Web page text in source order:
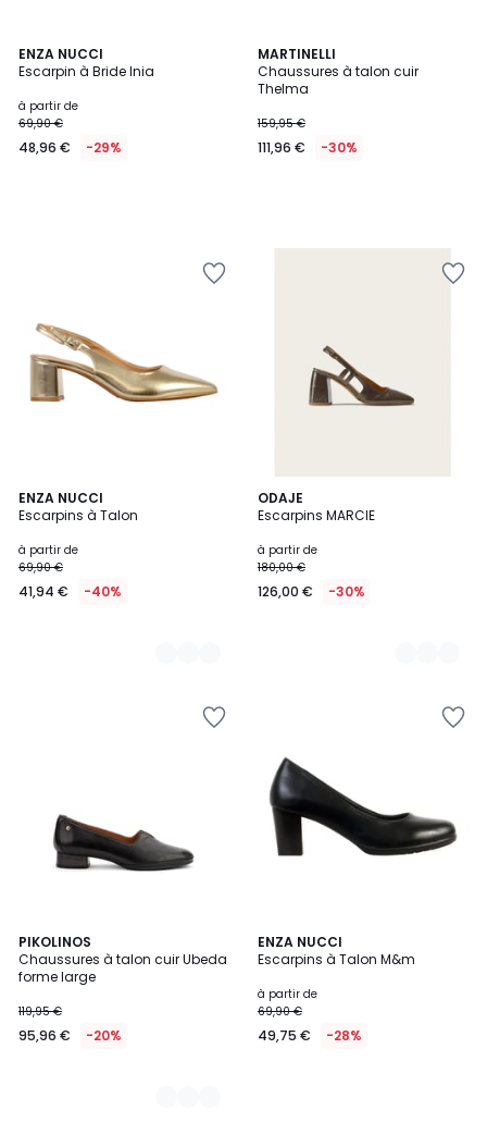
ENZA NUCCI
Escarpin à Bride Inia
à partir de
69,90 €
48,96 € -29%
MARTINELLI
Chaussures à talon cuir
Thelma
159,95 €
111,96 € -30%
ENZA NUCCI
Escarpins à Talon
à partir de
69,90 €
41,94 € -40%
3
Couleurs
ODAJE
Escarpins MARCIE
à partir de
180,00 €
126,00 € -30%
3
Couleurs
PIKOLINOS
Chaussures à talon cuir Ubeda
forme large
119,95 €
95,96 € -20%
2
Couleurs
ENZA NUCCI
Escarpins à Talon M&m
à partir de
69,90 €
49,75 € -28%